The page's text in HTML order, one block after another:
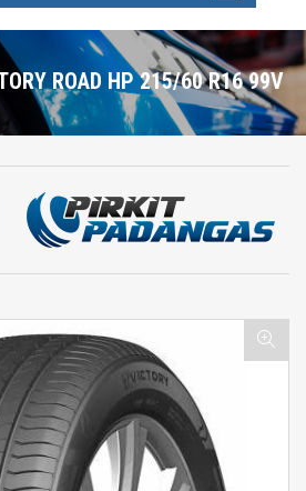
ROAD HP 215/60 R16 99V